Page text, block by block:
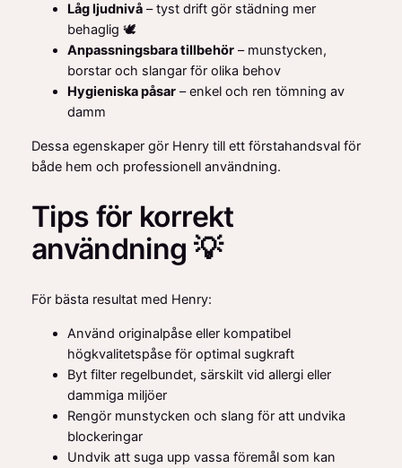
Låg ljudnivå– tyst drift gör städning mer
behaglig 🕊️
Anpassningsbara tillbehör– munstycken,
borstar och slangar för olika behov
Hygieniska påsar– enkel och ren tömning av
damm
Dessa egenskaper gör Henry till ett förstahandsval för
både hem och professionell användning.
Tips för korrekt
användning 💡
För bästa resultat med Henry:
Använd originalpåse eller kompatibel
högkvalitetspåse för optimal sugkraft
Byt filter regelbundet, särskilt vid allergi eller
dammiga miljöer
Rengör munstycken och slang för att undvika
blockeringar
Undvik att suga upp vassa föremål som kan